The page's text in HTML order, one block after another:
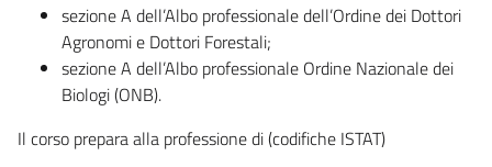
sezione A dell’Albo professionale dell’Ordine dei Dottori
Agronomi e Dottori Forestali;
sezione A dell’Albo professionale Ordine Nazionale dei
Biologi (ONB).
Il corso prepara alla professione di (codifiche ISTAT)